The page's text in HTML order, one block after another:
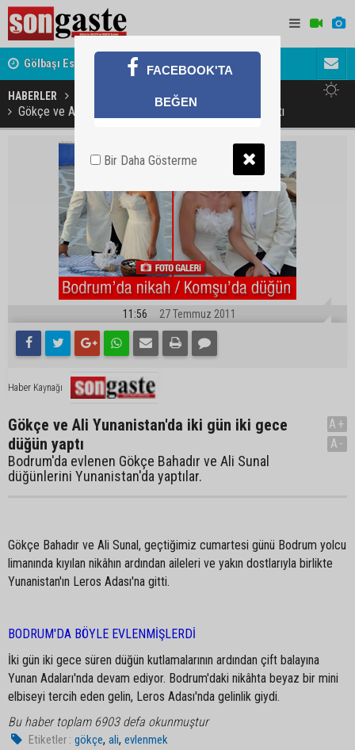
Gölbaşı Esnafının Sesi Ankara Kalkınma Ajansı'nda Avukat
akını
HABERLER
Gökçe ve Ali Yunanistan'da iki gün iki gece düğün yaptı
11:56 27 Temmuz 2011
Haber Kaynağı
Gökçe ve Ali Yunanistan'da iki gün iki gece
düğün yaptı
Bodrum'da evlenen Gökçe Bahadır ve Ali Sunal
düğünlerini Yunanistan'da yaptılar.
A+
A-
Gökçe Bahadır ve Ali Sunal, geçtiğimiz cumartesi günü Bodrum yolcu
limanında kıyılan nikâhın ardından aileleri ve yakın dostlarıyla birlikte
Yunanistan'ın Leros Adası'na gitti.
BODRUM'DA BÖYLE EVLENMİŞLERDİ
İki gün iki gece süren düğün kutlamalarının ardından çift balayına
Yunan Adaları'nda devam ediyor. Bodrum'daki nikâhta beyaz bir mini
elbiseyi tercih eden gelin, Leros Adası'nda gelinlik giydi.
Bu haber toplam 6903 defa okunmuştur
Etiketler : gökçe,ali,evlenmek
FACEBOOK'TA
BEĞEN
Bir Daha Gösterme